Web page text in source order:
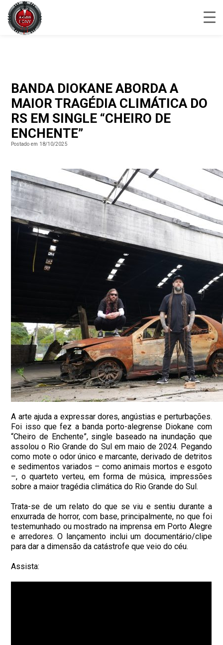
BANDA DIOKANE ABORDA A
MAIOR TRAGÉDIA CLIMÁTICA DO
RS EM SINGLE “CHEIRO DE
ENCHENTE”
Postado em 18/10/2025
A arte ajuda a expressar dores, angústias e perturbações.
Foi isso que fez a banda porto-alegrense Diokane com
“Cheiro de Enchente”, single baseado na inundação que
assolou o Rio Grande do Sul em maio de 2024. Pegando
como mote o odor único e marcante, derivado de detritos
e sedimentos variados – como animais mortos e esgoto
–, o quarteto verteu, em forma de música, impressões
sobre a maior tragédia climática do Rio Grande do Sul.
Trata-se de um relato do que se viu e sentiu durante a
enxurrada de horror, com base, principalmente, no que foi
testemunhado ou mostrado na imprensa em Porto Alegre
e arredores. O lançamento inclui um documentário/clipe
para dar a dimensão da catástrofe que veio do céu.
Assista: